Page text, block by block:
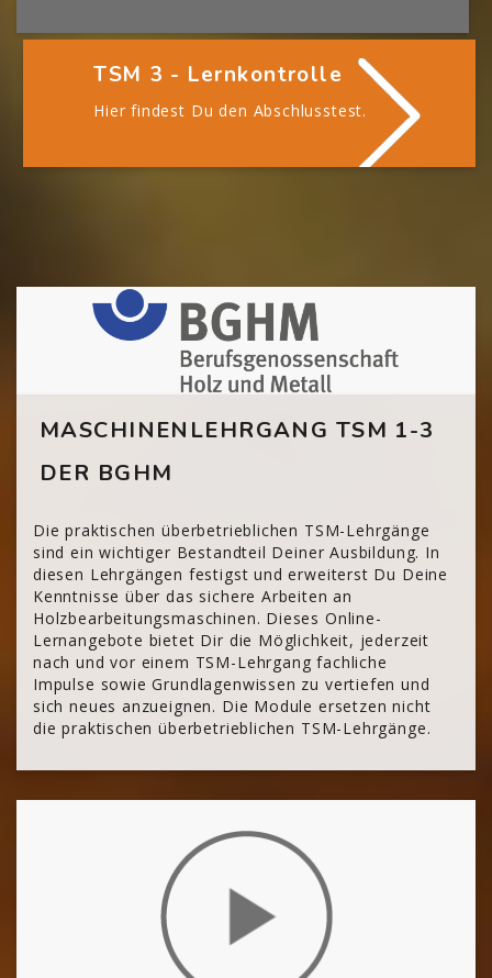
TSM 3 - Lernkontrolle
Hier findest Du den Abschlusstest.
[Cocoon] Custom HTML überspringen
MASCHINENLEHRGANG TSM 1-3
DER BGHM
Die praktischen überbetrieblichen TSM-Lehrgänge
sind ein wichtiger Bestandteil Deiner Ausbildung. In
diesen Lehrgängen festigst und erweiterst Du Deine
Kenntnisse über das sichere Arbeiten an
Holzbearbeitungsmaschinen. Dieses Online-
Lernangebote bietet Dir die Möglichkeit, jederzeit
nach und vor einem TSM-Lehrgang fachliche
Impulse sowie Grundlagenwissen zu vertiefen und
sich neues anzueignen. Die Module ersetzen nicht
die praktischen überbetrieblichen TSM-Lehrgänge.